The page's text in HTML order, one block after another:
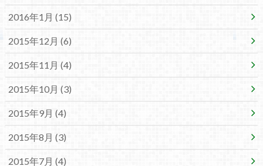
2016年1月 (15)
2015年12月 (6)
2015年11月 (4)
2015年10月 (3)
2015年9月 (4)
2015年8月 (3)
2015年7月 (4)